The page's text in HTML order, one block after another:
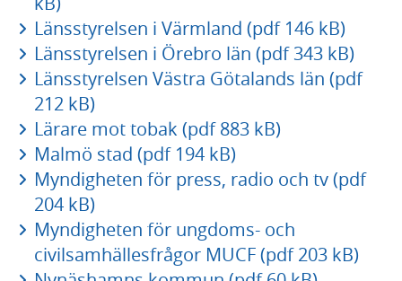
Länsstyrelsen i Värmland (pdf 146 kB)
Länsstyrelsen i Örebro län (pdf 343 kB)
Länsstyrelsen Västra Götalands län (pdf
212 kB)
Lärare mot tobak (pdf 883 kB)
Malmö stad (pdf 194 kB)
Myndigheten för press, radio och tv (pdf
204 kB)
Myndigheten för ungdoms- och
civilsamhällesfrågor MUCF (pdf 203 kB)